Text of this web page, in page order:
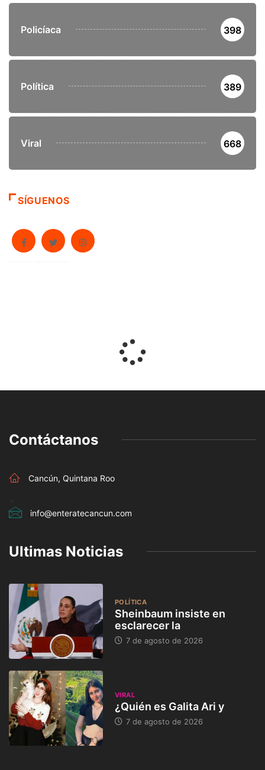
Policíaca 398
Política 389
Viral 668
SÍGUENOS
Contáctanos
Cancún, Quintana Roo
info@enteratecancun.com
Ultimas Noticias
POLÍTICA
Sheinbaum insiste en
esclarecer la
7 de agosto de 2026
VIRAL
¿Quién es Galita Ari y
7 de agosto de 2026